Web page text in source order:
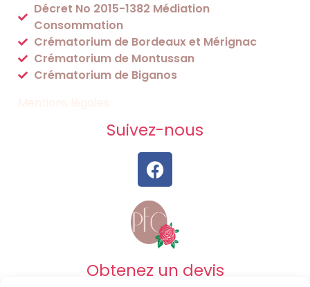
Décret No 2015-1382 Médiation
Consommation
Crématorium de Bordeaux et Mérignac
Crématorium de Montussan
Crématorium de Biganos
Suivez-nous
Obtenez un devis